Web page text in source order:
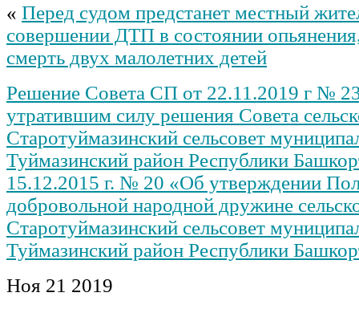
« Перед судом предстанет местный
совершении ДТП в состоянии
смерть двух малолетних детей
Решение Совета СП от 22.11.2019 г №
утратившим силу решения Совета
Старотуймазинский сельсовет
Туймазинский район Республики
15.12.2015 г. № 20 «Об утверждении
добровольной народной дружине
Старотуймазинский сельсовет
Туймазинский район Республики
Ноя 21 2019